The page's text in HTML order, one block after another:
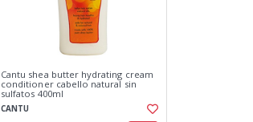
Cantu shea butter hydrating cream
conditioner cabello natural sin
sulfatos 400ml
CANTU